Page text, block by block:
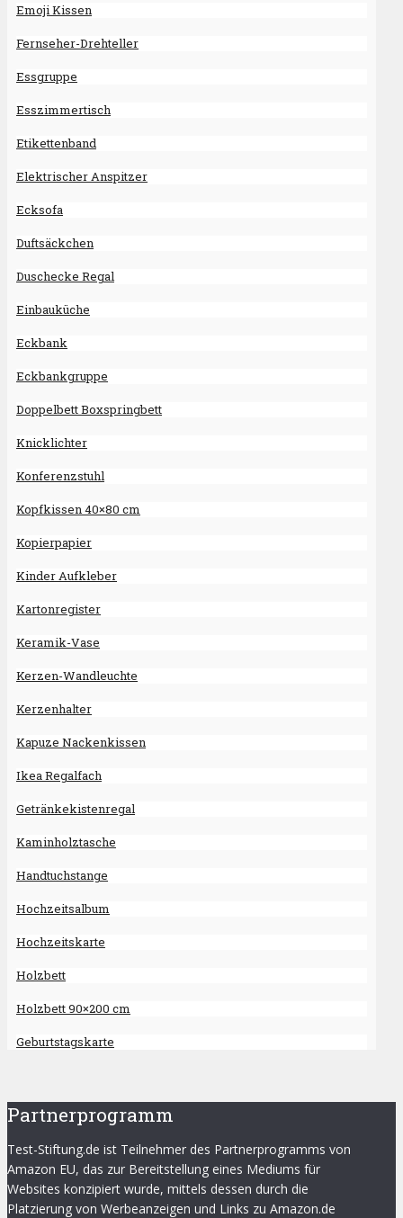
Emoji Kissen
Fernseher-Drehteller
Essgruppe
Esszimmertisch
Etikettenband
Elektrischer Anspitzer
Ecksofa
Duftsäckchen
Duschecke Regal
Einbauküche
Eckbank
Eckbankgruppe
Doppelbett Boxspringbett
Knicklichter
Konferenzstuhl
Kopfkissen 40×80 cm
Kopierpapier
Kinder Aufkleber
Kartonregister
Keramik-Vase
Kerzen-Wandleuchte
Kerzenhalter
Kapuze Nackenkissen
Ikea Regalfach
Getränkekistenregal
Kaminholztasche
Handtuchstange
Hochzeitsalbum
Hochzeitskarte
Holzbett
Holzbett 90×200 cm
Geburtstagskarte
Partnerprogramm
Test-Stiftung.de ist Teilnehmer des Partnerprogramms von
Amazon EU, das zur Bereitstellung eines Mediums für
Websites konzipiert wurde, mittels dessen durch die
Platzierung von Werbeanzeigen und Links zu Amazon.de